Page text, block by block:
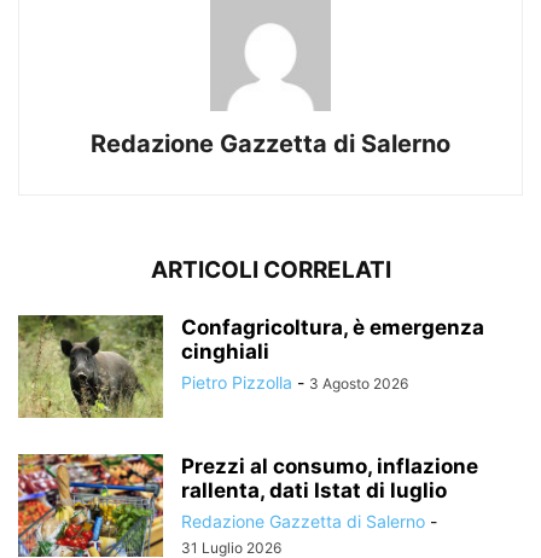
Redazione Gazzetta di Salerno
ARTICOLI CORRELATI
Confagricoltura, è emergenza
cinghiali
Pietro Pizzolla - 3 Agosto 2026
Prezzi al consumo, inflazione
rallenta, dati Istat di luglio
Redazione Gazzetta di Salerno -
31 Luglio 2026